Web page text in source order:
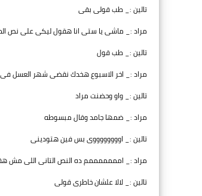
تالين :_ طب قولى بقى
مراد :_ ماشى يا ستى انا هقول ليكى على نص
تالين :_ طب قول
مراد :_ اخر الاسبوع هخدك نقضى شهر العسل
تالين :_ واو وحضنت مراد
مراد :_ ضمها جامد وقال مبسوطه
تالين :_ اووووووووى بس فين هتودينى
مراد :_ امممممممم ده النص التانى اللى مش
تالين :_ لالا علشان خاطرى قولى